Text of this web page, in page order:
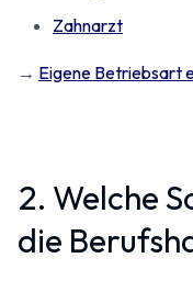
Zahnarzt
→ Eigene Betriebsart
2. Welche
die